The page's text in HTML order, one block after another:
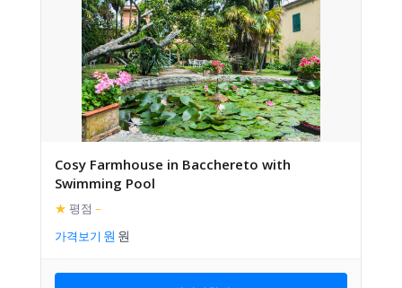
Cosy Farmhouse in Bacchereto with
Swimming Pool
★ 평점 –
가격보기